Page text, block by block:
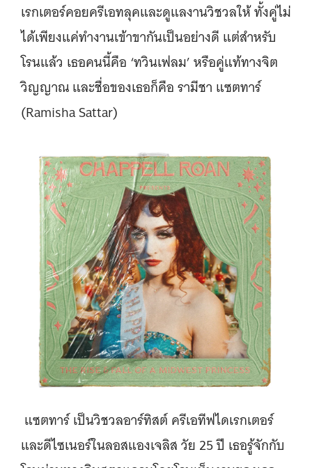
เรกเตอร์คอยครีเอทลุคและดูแลงานวิชวลให้ ทั้งคู่ไม่
ได้เพียงแค่ทำงานเข้าขากันเป็นอย่างดี แต่สำหรับ
โรนแล้ว เธอคนนี้คือ ‘ทวินเฟลม’ หรือคู่แท้ทางจิต
วิญญาณ และชื่อของเธอก็คือ รามีชา แซตทาร์
(Ramisha Sattar)
แซตทาร์ เป็นวิชวลอาร์ทิสต์ ครีเอทีฟไดเรกเตอร์
และดีไซเนอร์ในลอสแองเจลิส วัย 25 ปี เธอรู้จักกับ